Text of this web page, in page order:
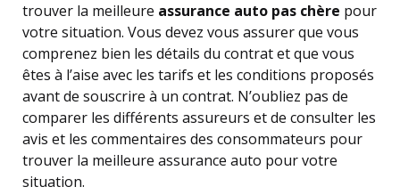
trouver la meilleure assurance auto pas chère pour
votre situation. Vous devez vous assurer que vous
comprenez bien les détails du contrat et que vous
êtes à l’aise avec les tarifs et les conditions proposés
avant de souscrire à un contrat. N’oubliez pas de
comparer les différents assureurs et de consulter les
avis et les commentaires des consommateurs pour
trouver la meilleure assurance auto pour votre
situation.